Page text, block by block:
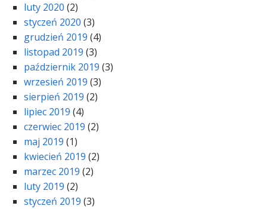
luty 2020 (2)
styczeń 2020 (3)
grudzień 2019 (4)
listopad 2019 (3)
październik 2019 (3)
wrzesień 2019 (3)
sierpień 2019 (2)
lipiec 2019 (4)
czerwiec 2019 (2)
maj 2019 (1)
kwiecień 2019 (2)
marzec 2019 (2)
luty 2019 (2)
styczeń 2019 (3)